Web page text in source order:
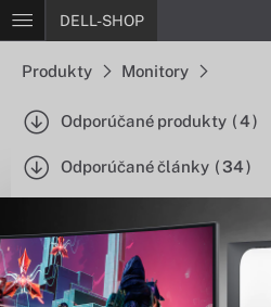
DELL-SHOP
Produkty Monitory
Odporúčané produkty (4)
Odporúčané články (34)